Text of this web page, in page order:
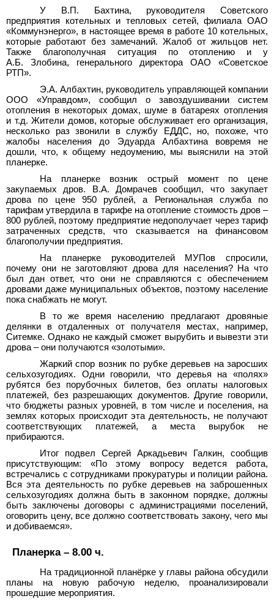
У В.П.
Бахтина, руководителя Советского
предприятия котельных и тепловых сетей, филиала ОАО
«Коммунэнерго», в настоящее время в работе 10 котельных,
которые работают без замечаний. Жалоб от жильцов нет.
Также благополучная ситуация по отоплению и у
А.Б.
Злобина, генерального директора ОАО «Советское
РТП».
Э.А. Албахтин, руководитель управляющей компании
ООО «Управдом», сообщил о завоздушивании систем
отопления в некоторых домах, шуме в батареях отопления
и т.д. Жители домов, которые обслуживает его организация,
несколько раз звонили в службу ЕДДС, но, похоже, что
жалобы населения до Эдуарда Албахтина вовремя не
дошли, что, к общему недоумению, мы выяснили на этой
планерке.
На планерке возник острый момент по цене
закупаемых дров. В.А.
Домрачев сообщил, что закупает
дрова по цене 950
рублей, а Региональная служба по
тарифам утвердила в тарифе на отопление стоимость дров –
800 рублей, поэтому предприятие недополучает через тариф
затраченных средств, что сказывается на финансовом
благополучии предприятия.
На планерке руководителей МУПов спросили,
почему они не заготовляют дрова для населения? На что
был дан ответ, что они не справляются с обеспечением
дровами даже муниципальных объектов, поэтому население
пока снабжать не могут.
В то же время населению предлагают дровяные
делянки в отдаленных от получателя местах, например,
Ситемке. Однако не каждый сможет вырубить и вывезти эти
дрова – они получаются «золотыми».
Жаркий спор возник по рубке деревьев на заросших
сельхозугодиях. Одни говорили, что деревья на «полях»
рубятся без порубочных билетов, без оплаты налоговых
платежей, без разрешающих документов. Другие говорили,
что бюджеты разных уровней, в том числе и поселения, на
землях которых происходит эта деятельность, не получают
соответствующих платежей, а места вырубок не
прибираются.
Итог подвел Сергей Аркадьевич Галкин, сообщив
присутствующим: «По этому вопросу ведется работа,
встречались с сотрудниками прокуратуры и полиции района.
Вся эта деятельность по рубке деревьев на заброшенных
сельхозугодиях должна быть в законном порядке, должны
быть заключены договоры с администрациями поселений,
оговорить цену, все должно соответствовать закону, чего мы
и добиваемся».
Планерка – 8.00 ч.
На традиционной планёрке у главы района обсудили
планы на новую рабочую неделю, проанализировали
прошедшие мероприятия.